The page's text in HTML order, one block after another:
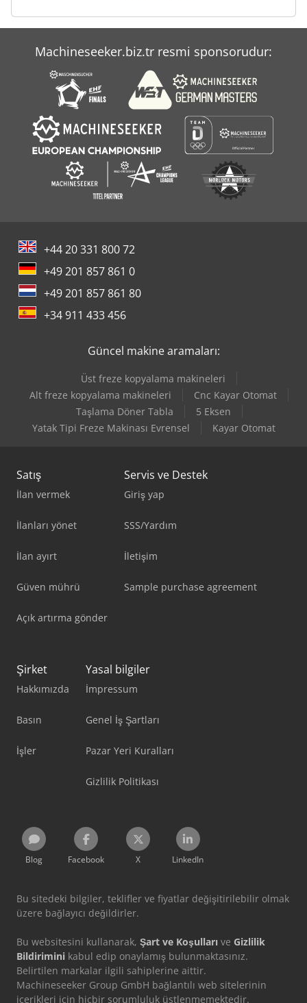
Machineseeker.biz.tr resmi sponsorudur:
+44 20 331 800 72
+49 201 857 861 0
+49 201 857 861 80
+34 911 433 456
Güncel makine aramaları:
Üst freze kopyalama makineleri
Alt freze kopyalama makineleri
Cnc Kayar Otomat
Taşlama Döner Tabla
5 Eksen
Yatak Tipi Freze Makinası Evrensel
Kayar Otomat
Satış
İlan vermek
İlanları yönet
İlan ayırt
Güven mührü
Açık artırma gönder
Servis ve Destek
Giriş yap
SSS/Yardım
İletişim
Sample purchase agreement
Şirket
Hakkımızda
Basın
İşler
Yasal bilgiler
İmpressum
Genel İş Şartları
Pazar Yeri Kuralları
Gizlilik Politikası
Blog Facebook X LinkedIn
Bu sitedeki bilgiler, teklifler ve fiyatlar değişitirilebilir olmak
üzere bağlayıcı değildirler.
Bu websitesini kullanarak, Şart ve Koşulları ve Gizlilik
Bildirimini kabul edip onaylamış bulunmaktasınız.
Belirtilen markalar ilgili sahiplerine aittir.
Machineseeker Group GmbH bağlantılı web sitelerinin
içerikleri için hiçbir sorumluluk üstlenmemektedir.